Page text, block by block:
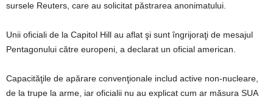
sursele Reuters, care au solicitat păstrarea anonimatului.
Unii oficiali de la Capitol Hill au aflat şi sunt îngrijoraţi de mesajul
Pentagonului către europeni, a declarat un oficial american.
Capacităţile de apărare convenţionale includ active non-nucleare,
de la trupe la arme, iar oficialii nu au explicat cum ar măsura SUA